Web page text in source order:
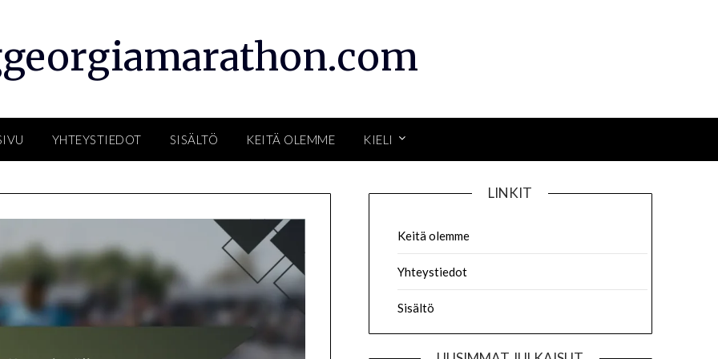
YHTEYSTIEDOT SISÄLTÖ KEITÄ OLEMME KIELI
LINKIT
Keitä olemme
Yhteystiedot
Sisältö